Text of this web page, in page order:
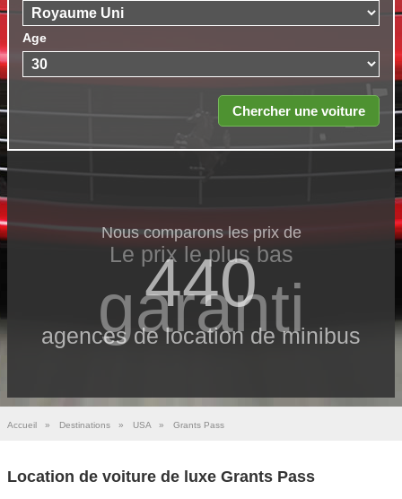
Age
Nous comparons les prix de
440
agences de location de minibus
Le prix le​ plus bas
garanti
Accueil » Destinations » USA » Grants Pass
Location de voiture de luxe Grants Pass